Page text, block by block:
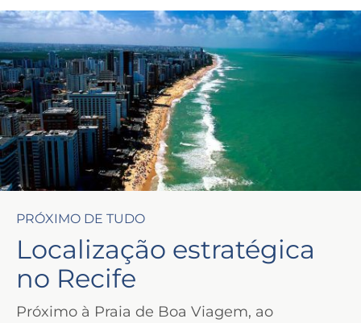
PRÓXIMO DE TUDO
Localização estratégica
no Recife
Próximo à Praia de Boa Viagem, ao